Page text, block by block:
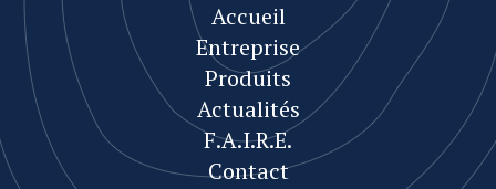
Accueil
Entreprise
Produits
Actualités
F.A.I.R.E.
Contact